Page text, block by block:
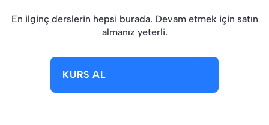
En ilginç derslerin hepsi burada. Devam etmek için satın
almanız yeterli.
KURS AL